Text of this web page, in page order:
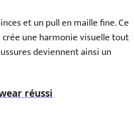
et un pull en maille fine. Ce
une harmonie visuelle tout
deviennent ainsi un
réussi